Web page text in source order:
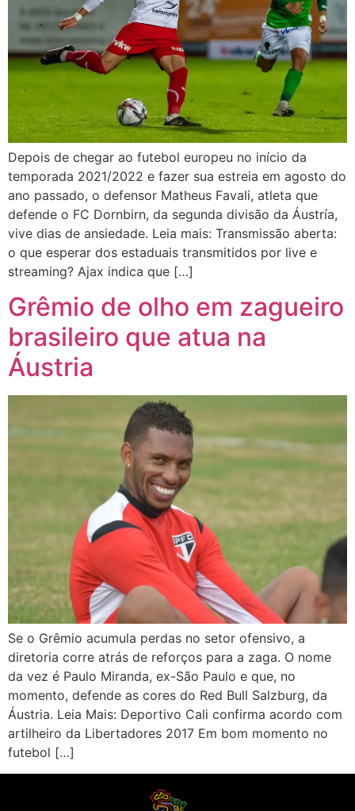
Depois de chegar ao futebol europeu no início da
temporada 2021/2022 e fazer sua estreia em agosto do
ano passado, o defensor Matheus Favali, atleta que
defende o FC Dornbirn, da segunda divisão da Áustría,
vive dias de ansiedade. Leia mais: Transmissão aberta:
o que esperar dos estaduais transmitidos por live e
streaming? Ajax indica que […]
Grêmio de olho em zagueiro
brasileiro que atua na
Áustria
Se o Grêmio acumula perdas no setor ofensivo, a
diretoria corre atrás de reforços para a zaga. O nome
da vez é Paulo Miranda, ex-São Paulo e que, no
momento, defende as cores do Red Bull Salzburg, da
Áustria. Leia Mais: Deportivo Cali confirma acordo com
artilheiro da Libertadores 2017 Em bom momento no
futebol […]